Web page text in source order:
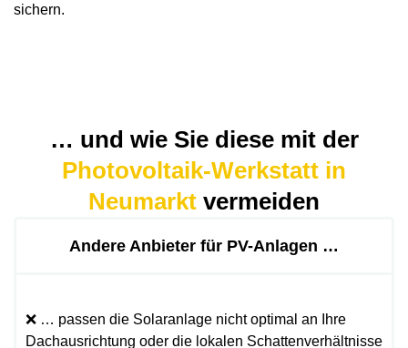
sichern.
… und wie Sie diese mit der
Photovoltaik-Werkstatt in
Neumarkt vermeiden
Andere Anbieter für PV-Anlagen …
❌ … passen die Solaranlage nicht optimal an Ihre
Dachausrichtung oder die lokalen Schattenverhältnisse